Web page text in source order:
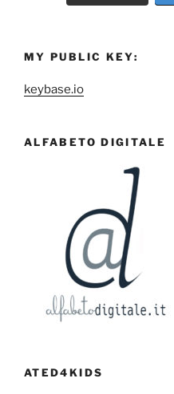
MY PUBLIC KEY:
keybase.io
ALFABETO DIGITALE
ATED4KIDS